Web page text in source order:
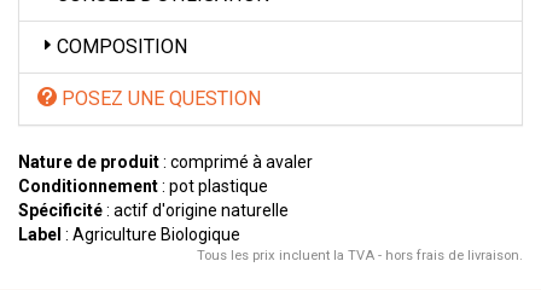
COMPOSITION
POSEZ UNE QUESTION
Nature de produit: comprimé à avaler
Conditionnement: pot plastique
Spécificité: actif d'origine naturelle
Label : Agriculture Biologique
Tous les prix incluent la TVA - hors frais de livraison.